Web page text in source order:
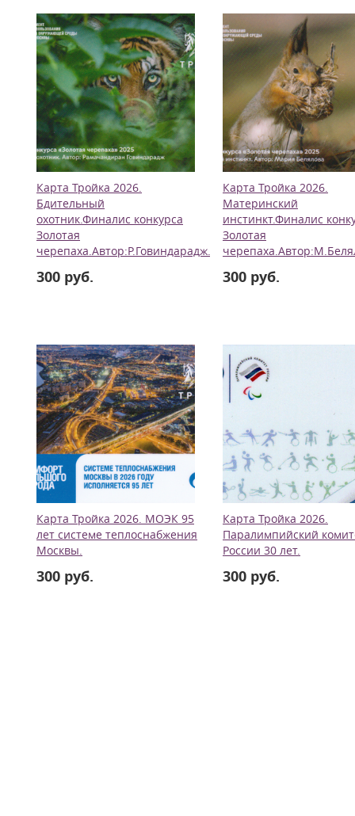
Карта Тройка 2026.
Бдительный
охотник.Финалис конкурса
Золотая
черепаха.Автор:Р.Говиндарадж.
300 руб.
Карта Тройка 2026.
Материнский
инстинкт.Финалис
Золотая
300 руб.
Карта Тройка 2026. МОЭК 95
лет системе теплоснабжения
Москвы.
300 руб.
Карта Тройка 2026.
Паралимпийский
России 30 лет.
300 руб.